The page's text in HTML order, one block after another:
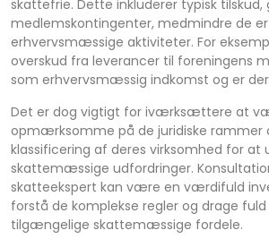
skattefrie. Dette inkluderer typisk tilskud,
medlemskontingenter, medmindre de
erhvervsmæssige aktiviteter. For
overskud fra leverancer til foreningens
som erhvervsmæssig indkomst og er
Det er dog vigtigt for iværksættere at
opmærksomme på de juridiske rammer
klassificering af deres virksomhed for at
skattemæssige udfordringer.
skatteekspert kan være en værdifuld
forstå de komplekse regler og drage
tilgængelige skattemæssige fordele.